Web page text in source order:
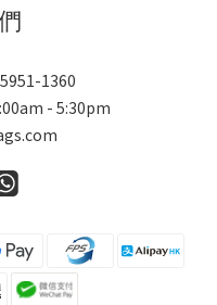
1360
- 5:30pm